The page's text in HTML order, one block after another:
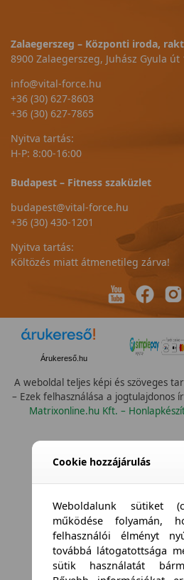
Zalaegerszeg – Központi iroda,
8900 Zalaegerszeg, Juhász Gyula út
info@vital-force.hu
+36 (30) 627-8603
+36 (30) 627-7865
Nyitva tartás:
H-P: 8:00-16:00
Budapest – Fitness szaküzlet
budapest@vital-force.hu
+36 (30) 430-1201
Nyitva tartás:
Költözés miatt átmenetileg zárva!
Árukereső.hu
A weboldal teljes képi és szöveges
– Ezek felhasználása a jogtulajdonos
Matrixonline.hu Kft. –
Cookie hozzájárulás
Weboldalunk sütiket
működése folyamán,
felhasználói élményt
továbbá látogatottsága
sütik használatát
Összes vízállóság